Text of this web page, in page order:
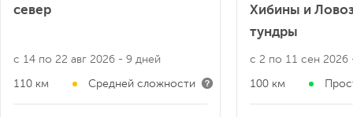
север
с 14 по 22 авг 2026 - 9 дней
110 км Средней сложности
Хибины и
тундры
с 2 по 11 сен 2026
100 км